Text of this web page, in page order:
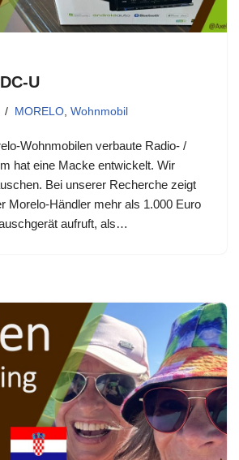
U
MORELO, Wohnmobil
Wohnmobilen verbaute Radio- /
hat eine Macke entwickelt. Wir
Bei unserer Recherche zeigt
Morelo-Händler mehr als 1.000 Euro
aufruft, als…